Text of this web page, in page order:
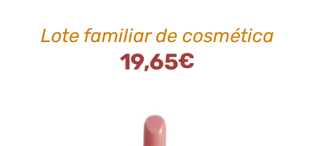
Lote familiar de cosmética
19,65€